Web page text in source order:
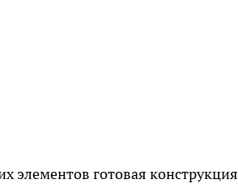
элементов готовая конструкция